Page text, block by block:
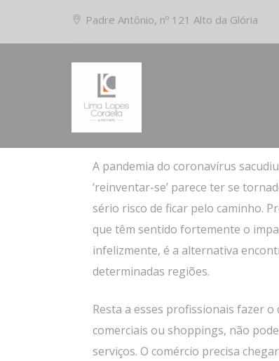
Padre Antônio, nº 121 Alto da Glória
A pandemia do coronavírus
‘reinventar-se’ parece ter se
sério risco de ficar pelo caminho.
que têm sentido fortemente o
infelizmente, é a alternativa
determinadas regiões.
Resta a esses profissionais fazer
comerciais ou shoppings, não
serviços. O comércio precisa